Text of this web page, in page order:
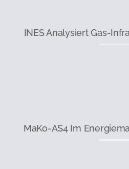
INES Analysiert Gas-
MaKo-AS4 Im